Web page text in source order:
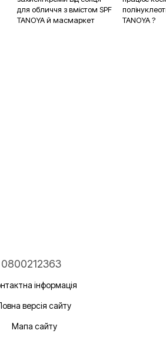
для обличчя з вмістом SPF
TANOYA й масмаркет
TANOYA ?
0800212363
інформація
версія сайту
Мапа сайту